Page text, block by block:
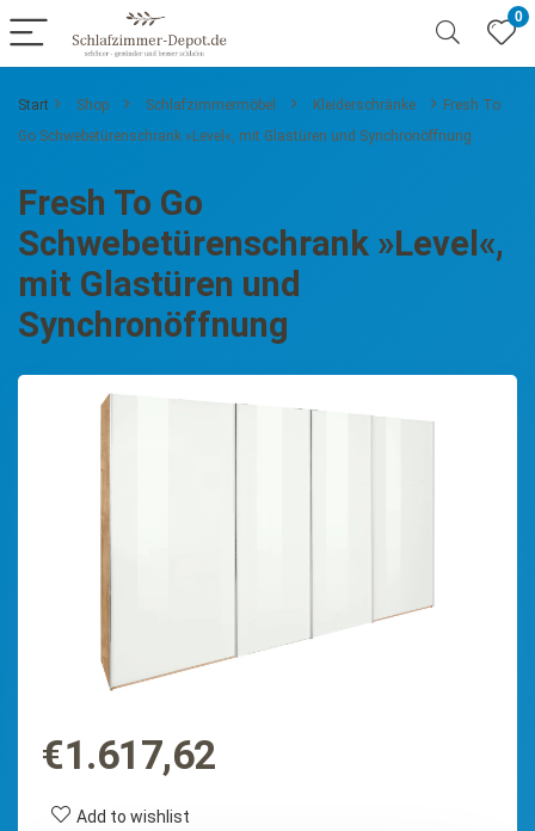
0
Start Shop Schlafzimmermöbel Kleiderschränke
Fresh To
Go Schwebetürenschrank »Level«, mit Glastüren und Synchronöffnung
Fresh To Go
Schwebetürenschrank »Level«,
mit Glastüren und
Synchronöffnung
€1.617,62
Add to wishlist